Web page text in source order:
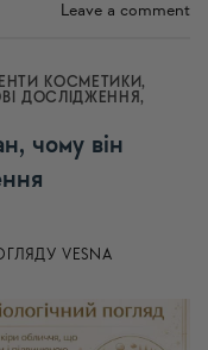
Leave a comment
КОСМЕТИКИ ,
ДОСЛІДЖЕННЯ ,
чому він
VESNA